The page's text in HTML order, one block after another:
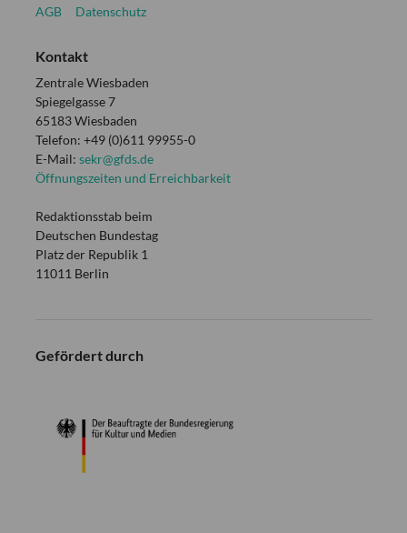
AGB
Datenschutz
Kontakt
Zentrale Wiesbaden
Spiegelgasse 7
65183 Wiesbaden
Telefon: +49 (0)611 99955-0
E-Mail: sekr@gfds.de
Öffnungszeiten und Erreichbarkeit
Redaktionsstab beim
Deutschen Bundestag
Platz der Republik 1
11011 Berlin
Gefördert durch